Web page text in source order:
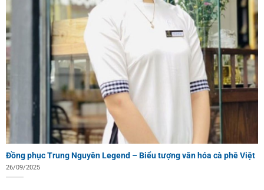
Đồng phục Trung Nguyên Legend – Biểu tượng văn hóa cà phê Việt
26/09/2025